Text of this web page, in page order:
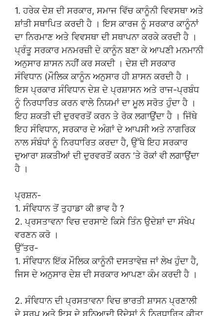
1. ਹਰੇਕ ਦੇਸ਼ ਦੀ ਸਰਕਾਰ, ਸਮਾਜ ਵਿੱਚ ਕਾਨੂੰਨੀ ਵਿਵਸਥਾ ਅਤੇ
ਸ਼ਾਂਤੀ ਸਥਾਪਿਤ ਕਰਦੀ ਹੈ । ਇਸ ਕਾਰਜ ਨੂੰ ਸਰਕਾਰ ਕਾਨੂੰਨਾਂ
ਦਾ ਨਿਰਮਾਣ ਅਤੇ ਵਿਵਸਥਾ ਦੀ ਸਥਾਪਨਾ ਕਰਕੇ ਕਰਦੀ ਹੈ ।
ਪ੍ਰੰਤੂ ਸਰਕਾਰ ਮਨਮਰਜ਼ੀ ਦੇ ਕਾਨੂੰਨ ਬਣਾ ਕੇ ਆਪਣੀ ਮਨਮਾਨੀ
ਅਨੁਸਾਰ ਸ਼ਾਸਨ ਨਹੀਂ ਕਰ ਸਕਦੀ । ਦੇਸ਼ ਦੀ ਸਰਕਾਰ
ਸੰਵਿਧਾਨ (ਮੌਲਿਕ ਕਾਨੂੰਨ ਅਨੁਸਾਰ ਹੀ ਸ਼ਾਸਨ ਕਰਦੀ ਹੈ ।
ਇਸ ਪ੍ਰਕਾਰ ਸੰਵਿਧਾਨ ਦੇਸ਼ ਦੇ ਪ੍ਰਸ਼ਾਸਨ ਅਤੇ ਰਾਜ-ਪ੍ਰਬੰਧ
ਨੂੰ ਨਿਰਧਾਰਿਤ ਕਰਨ ਵਾਲੇ ਨਿਯਮਾਂ ਦਾ ਮੂਲ ਸਰੋਤ ਹੁੰਦਾ ਹੈ ।
ਇਹ ਸ਼ਕਤੀ ਦੀ ਦੁਰਵਰਤੋਂ ਕਰਨ ਤੇ ਰੋਕ ਲਗਾਉਂਦਾ ਹੈ । ਜਿੱਥੇ
ਇਹ ਸੰਵਿਧਾਨ, ਸਰਕਾਰ ਦੇ ਅੰਗਾਂ ਦੇ ਆਪਸੀ ਅਤੇ ਨਾਗਰਿਕ
ਨਾਲ ਸੰਬੰਧਾਂ ਨੂੰ ਨਿਰਧਾਰਿਤ ਕਰਦਾ ਹੈ, ਉੱਥੇ ਇਹ ਸਰਕਾਰ
ਦੁਆਰਾ ਸ਼ਕਤੀਆਂ ਦੀ ਦੁਰਵਰਤੋਂ ਕਰਨ ‘ਤੇ ਰੋਕਾਂ ਵੀ ਲਗਾਉਂਦਾ
ਹੈ ।
ਪ੍ਰਸ਼ਨ-
1. ਸੰਵਿਧਾਨ ਤੋਂ ਤੁਹਾਡਾ ਕੀ ਭਾਵ ਹੈ ?
2. ਪ੍ਰਸਤਾਵਨਾ ਵਿਚ ਦਰਸਾਏ ਕਿਸੇ ਤਿੰਨ ਉਦੇਸ਼ਾਂ ਦਾ ਸੰਖੇਪ
ਵਰਣਨ ਕਰੋ ।
ਉੱਤਰ-
1. ਸੰਵਿਧਾਨ ਇੱਕ ਮੌਲਿਕ ਕਾਨੂੰਨੀ ਦਸਤਾਵੇਜ਼ ਜਾਂ ਲੇਖ ਹੁੰਦਾ ਹੈ,
ਜਿਸ ਦੇ ਅਨੁਸਾਰ ਦੇਸ਼ ਦੀ ਸਰਕਾਰ ਆਪਣਾ ਕੰਮ ਕਰਦੀ ਹੈ ।
2. ਸੰਵਿਧਾਨ ਦੀ ਪ੍ਰਸਤਾਵਨਾ ਵਿਚ ਭਾਰਤੀ ਸ਼ਾਸਨ ਪ੍ਰਣਾਲੀ
ਦੇ ਸਰੂਪ ਅਤੇ ਇਸ ਦੇ ਬੁਨਿਆਦੀ ਉਦੇਸ਼ਾਂ ਨੂੰ ਨਿਰਧਾਰਿਤ ਕੀਤਾ